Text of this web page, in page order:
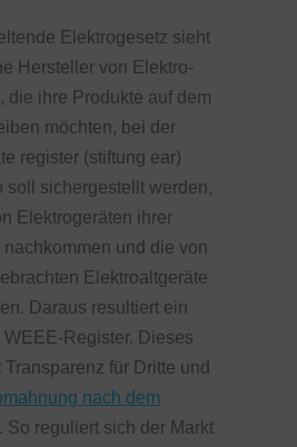
Elektrogesetz sieht
Hersteller von Elektro-
die ihre Produkte auf dem
möchten, bei der
register (stiftung ear)
soll sichergestellt werden,
Elektrogeräten ihrer
und die von
Elektroaltgeräte
Daraus resultiert ein
Register. Dieses
für Dritte und
nach dem
So reguliert sich der Markt